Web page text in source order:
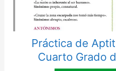
Práctica de
Cuarto Grado